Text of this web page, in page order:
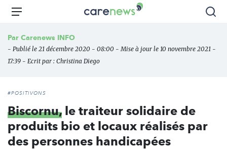
Aller
principal
Carenews,
des
acteurs
Menu
Par Carenews INFO
- Publié le 21 décembre 2020 - 08:00 - Mise à jour le 10 novembre 2021 -
17:39 - Ecrit par : Christina Diego
#POSITIVONS
Biscornu, le traiteur solidaire de
produits bio et locaux réalisés par
des personnes handicapées